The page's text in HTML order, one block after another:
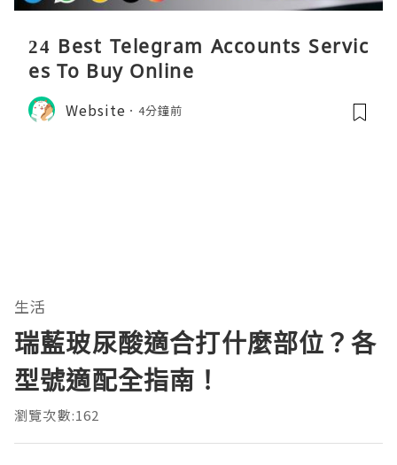
24 Best Telegram Accounts Servic
es To Buy Online
Website 4分鐘前
生活
瑞藍玻尿酸適合打什麼部位？各
型號適配全指南！
瀏覽次數:162